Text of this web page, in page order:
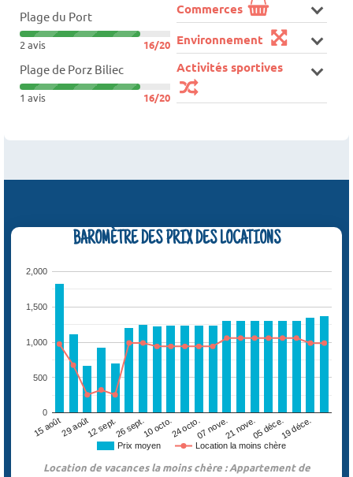
Plage du Port
2 avis 16/20
Plage de Porz Biliec
1 avis 16/20
Commerces
Environnement
Activités sportives
BAROMÈTRE DES PRIX DES LOCATIONS
Prix moyen Location la moins chère
15 août29 août12 sept.26 sept.10 octo.24 octo.07 nove.21 nove.05 déce.19 déce.
0
500
1,000
1,500
2,000
Location de vacances la moins chère : Appartement de